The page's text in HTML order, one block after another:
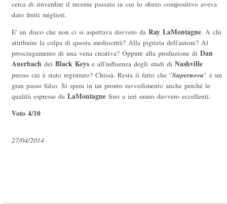
cerca di rinverdire il recente passato in cui lo sforzo compositivo aveva
dato frutti migliori.
E' un disco che non ci si aspettava davvero da Ray LaMontagne. A chi
attribuire la colpa di questa mediocrità? Alla pigrizia dell'autore? Al
prosciugamento di una vena creativa? Oppure alla produzione di Dan
Auerbach dei Black Keys e all'influenza degli studi di Nashville
presso cui è stato registrato? Chissà. Resta il fatto che "Supernova" è un
gran passo falso. Si spera in un pronto ravvedimento anche perché le
qualità espresse da LaMontagne fino a ieri erano davvero eccellenti.
Voto 4/10
27/04/2014